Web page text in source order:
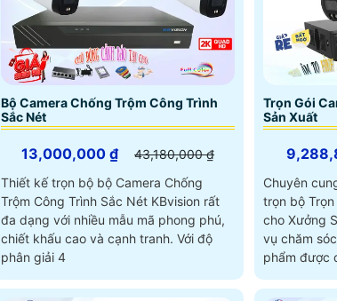
Bộ Camera Chống Trộm Công Trình
Sắc Nét
13,000,000 ₫
43,180,000 ₫
Thiết kế trọn bộ bộ Camera Chống
Trộm Công Trình Sắc Nét KBvision rất
đa dạng với nhiều mẫu mã phong phú,
chiết khấu cao và cạnh tranh. Với độ
phân giải 4
Trọn Gói
Sản Xuất
Chuyên
trọn bộ
cho Xưởng
vụ chăm
phẩm được